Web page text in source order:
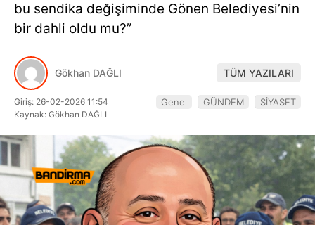
WhatsApp İhbar
Facebook
Instagram
Youtube
bu sendika değişiminde Gönen Belediyesi’nin
bir dahli oldu mu?”
Gökhan DAĞLI TÜM YAZILARI
Giriş: 26-02-2026 11:54
Kaynak: Gökhan DAĞLI
Genel GÜNDEM SİYASET